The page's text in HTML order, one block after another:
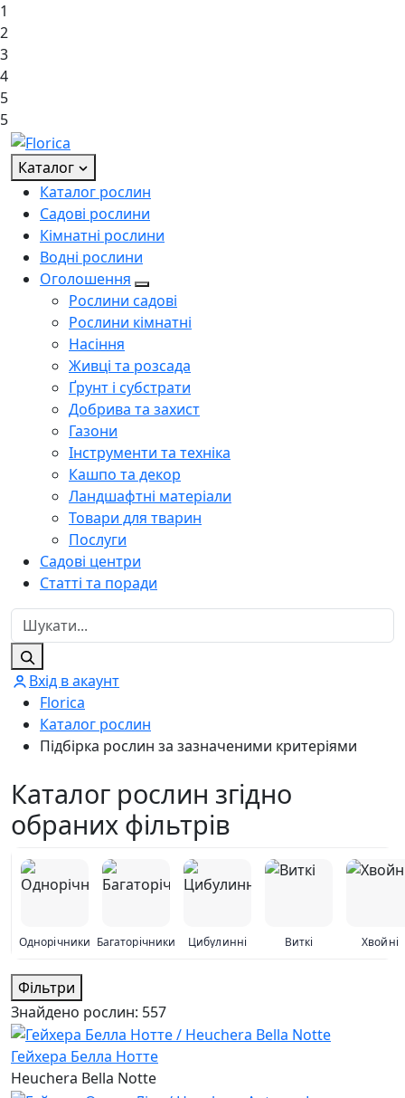
1
2
3
4
5
5
Каталог
Каталог рослин
Садові рослини
Кімнатні рослини
Водні рослини
Оголошення
Рослини садові
Рослини кімнатні
Насіння
Живці та розсада
Ґрунт і субстрати
Добрива та захист
Газони
Інструменти та техніка
Кашпо та декор
Ландшафтні матеріали
Товари для тварин
Послуги
Садові центри
Статті та поради
Вхід в акаунт
Florica
Каталог рослин
Підбірка рослин за зазначеними критеріями
Каталог рослин згідно
обраних фільтрів
Однорічники Багаторічники Цибулинні Виткі Хвойні
Фільтри
Знайдено рослин: 557
Гейхера Белла Нотте
Heuchera Bella Notte